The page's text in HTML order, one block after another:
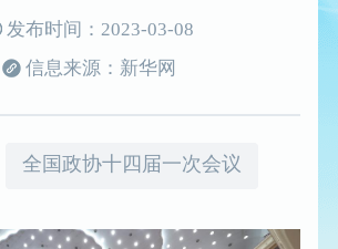
发布时间：2023-03-08
信息来源：新华网
全国政协十四届一次会议